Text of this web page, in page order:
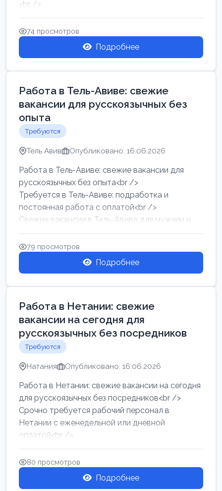
<br />
Работа в Нетании на мебельном производстве:
требу...
74 просмотров
Подробнее
Работа в Тель-Авиве: свежие
вакансии для русскоязычных без
опыта
Требуются
Тель Авив Опубликовано: 16.06.2026
Работа в Тель-Авиве: свежие вакансии для
русскоязычных без опыта<br />
Требуется в Тель-Авиве: подработка и
постоянная работа с оплатой<br />
Свежие вакансии в Тель-Авиве для мужчин и
женщин от хозя...
79 просмотров
Подробнее
Работа в Нетании: свежие
вакансии на сегодня для
русскоязычных без посредников
Требуются
Натания Опубликовано: 16.06.2026
Работа в Нетании: свежие вакансии на сегодня
для русскоязычных без посредников<br />
Срочно требуется рабочий персонал в
Нетании с еженедельной или дневной
оплатой<br />
Свежие вакансии в Нетании дл...
80 просмотров
Подробнее